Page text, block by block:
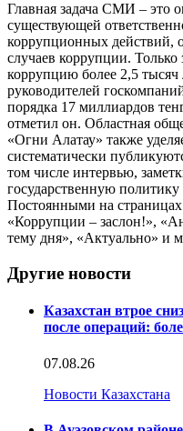
Главная задача СМИ – это
существующей
коррупционных действий,
случаев коррупции. Только
коррупцию более 2,5
руководителей
порядка 17 миллиардов
отметил он. Областная
«Огни Алатау» также
систематически
том числе интервью,
государственную
Постоянными на страницах
«Коррупции – заслон!»,
тему дня», «Актуально» и
Другие новости
Казахстан втрое
после операций:
07.08.26
Новости Казахстана